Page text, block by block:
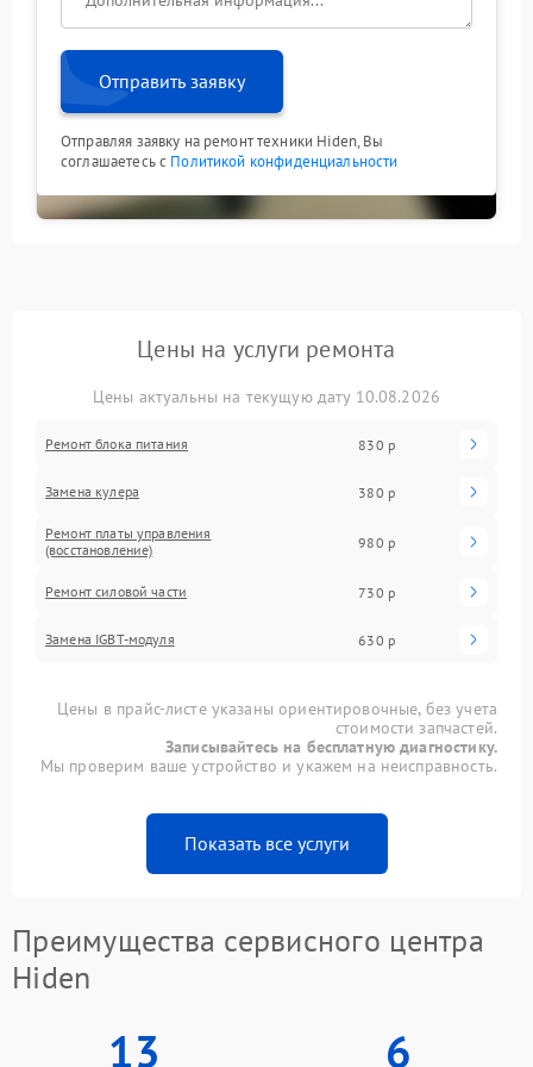
или использовать сторонние адаптеры — это не
устраняет аппаратную проблему и может усугубить
ситуацию. Доверьте устранение неисправности
специалистам: так вы быстро вернете полный
функционал управления ИБП.
Отправить заявку
Отправляя заявку на ремонт техники Hiden, Вы
соглашаетесь с Политикой конфиденциальности
Цены на услуги ремонта
Цены актуальны на текущую дату 10.08.2026
Ремонт блока питания 830 р
Замена кулера 380 р
Ремонт платы управления
(восстановление)
980 р
Ремонт силовой части 730 р
Замена IGBT-модуля 630 р
Цены в прайс-листе указаны ориентировочные, без учета
стоимости запчастей.
Записывайтесь на бесплатную диагностику.
Мы проверим ваше устройство и укажем на неисправность.
Показать все услуги
Преимущества сервисного центра
Hiden
13 6